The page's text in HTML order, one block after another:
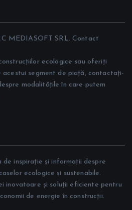
MEDIASOFT SRL. Contact
ecologice sau oferiți
acestui segment de piață, contactați-
modalitățile în care putem
de inspirație și informații despre
ecologice și sustenabile.
inovatoare și soluții eficiente pentru
de energie în construcții.